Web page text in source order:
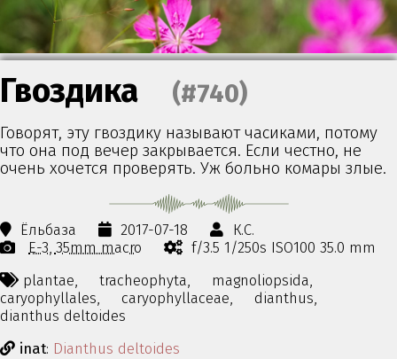
Гвоздика (#740)
Говорят, эту гвоздику называют часиками, потому
что она под вечер закрывается. Если честно, не
очень хочется проверять. Уж больно комары злые.
Ёльбаза 2017-07-18
К.С.
E-3 35mm macro
f/3.5 1/250s ISO100 35.0 mm
plantae,
tracheophyta,
magnoliopsida,
caryophyllales,
caryophyllaceae,
dianthus,
dianthus deltoides
inat: Dianthus deltoides